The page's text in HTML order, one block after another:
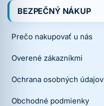
BEZPEČNÝ NÁKUP
Prečo nakupovať u nás
Overené zákazníkmi
Ochrana osobných údajov
Obchodné podmienky